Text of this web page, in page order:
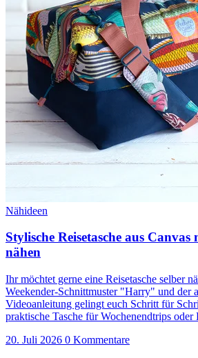
Nähideen
Stylische Reisetasche aus
nähen
Ihr möchtet gerne eine Reisetasche selber
Weekender-Schnittmuster "Harry" und der
Videoanleitung gelingt euch Schritt für
praktische Tasche für Wochenendtrips oder
20. Juli 2026 0 Kommentare